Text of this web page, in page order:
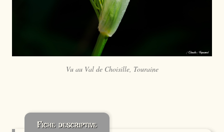
Vu au Val de Choisille, Touraine
Fiche descriptive